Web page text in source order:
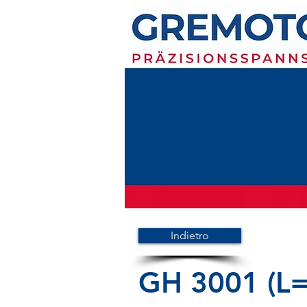
Indietro
GH 3001